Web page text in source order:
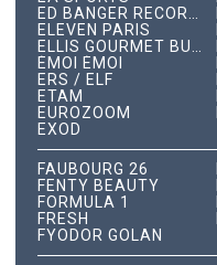
ELEVEN PARIS
ÉMOI ÉMOI
ERS / ELF
ETAM
EUROZOOM
EXOD
FAUBOURG 26
FENTY BEAUTY
FORMULA 1
FRESH
FYODOR GOLAN